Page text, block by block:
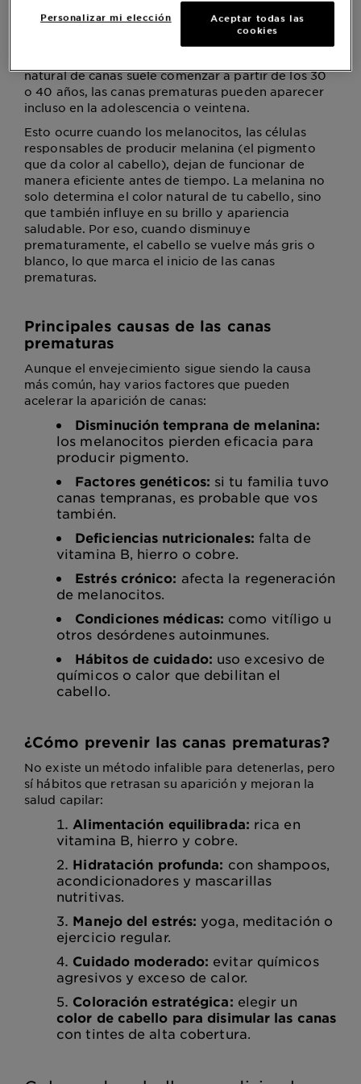
Las canas prematuras son hebras de cabello que
pierden su pigmentación antes de la edad
natural de canas suele comenzar a partir de los 30
o 40 años, las canas prematuras pueden aparecer
incluso en la adolescencia o veintena.
Esto ocurre cuando los melanocitos, las células
responsables de producir melanina (el pigmento
que da color al cabello), dejan de funcionar de
manera eficiente antes de tiempo. La melanina no
solo determina el color natural de tu cabello, sino
que también influye en su brillo y apariencia
saludable. Por eso, cuando disminuye
prematuramente, el cabello se vuelve más gris o
blanco, lo que marca el inicio de las canas
prematuras.
Principales causas de las canas
prematuras
Aunque el envejecimiento sigue siendo la causa
más común, hay varios factores que pueden
acelerar la aparición de canas:
Disminución temprana de melanina:
los melanocitos pierden eficacia para
producir pigmento.
Factores genéticos: si tu familia tuvo
canas tempranas, es probable que vos
también.
Deficiencias nutricionales: falta de
vitamina B, hierro o cobre.
Estrés crónico: afecta la regeneración
de melanocitos.
Condiciones médicas: como vitíligo u
otros desórdenes autoinmunes.
Hábitos de cuidado: uso excesivo de
químicos o calor que debilitan el
cabello.
¿Cómo prevenir las canas prematuras?
No existe un método infalible para detenerlas, pero
sí hábitos que retrasan su aparición y mejoran la
salud capilar:
Alimentación equilibrada: rica en
vitamina B, hierro y cobre.
Hidratación profunda: con shampoos,
acondicionadores y mascarillas
nutritivas.
Manejo del estrés: yoga, meditación o
ejercicio regular.
Cuidado moderado: evitar químicos
agresivos y exceso de calor.
Coloración estratégica: elegir un
color de cabello para disimular las canas
con tintes de alta cobertura.
Personalizar mi elección
Aceptar todas las
cookies